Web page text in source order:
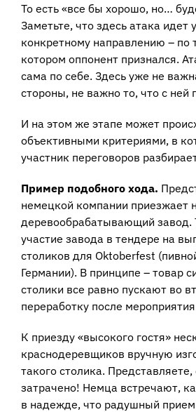
То есть «все бы хорошо, но…
Заметьте, что здесь атака идет
конкретному направлению – по
котором оппонент признался.
сама по себе. Здесь уже не
стороны, не важно то, что с ней
И на этом же этапе может
объективными критериями, в
участник переговоров
Пример подобного хода.
немецкой компании приезжает
деревообрабатывающий завод.
участие завода в тендере на
столиков для Oktoberfest
Германии). В принципе – товар
столики все равно пускают во
переработку после
К приезду «высокого гостя»
краснодеревщиков вручную
такого столика.
затрачено! Немца встречают,
в надежде, что радушный прием